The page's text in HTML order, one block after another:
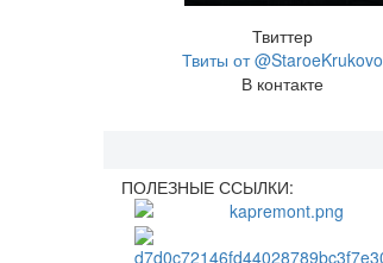
Твиттер
Твиты от @StaroeKrukovo
В контакте
ПОЛЕЗНЫЕ ССЫЛКИ: